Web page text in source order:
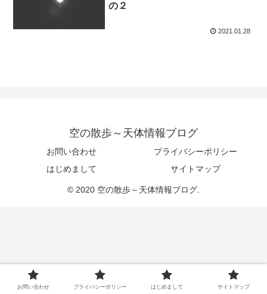
の２
2021.01.28
空の散歩～天体情報ブログ
お問い合わせ
プライバシーポリシー
はじめまして
サイトマップ
© 2020 空の散歩～天体情報ブログ.
お問い合わせ プライバシーポリシー はじめまして サイトマップ